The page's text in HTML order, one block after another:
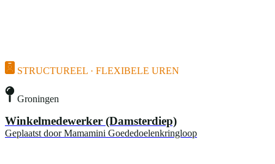
STRUCTUREEL · FLEXIBELE UREN
Groningen
Winkelmedewerker (Damsterdiep)
Geplaatst door Mamamini Goededoelenkringloop